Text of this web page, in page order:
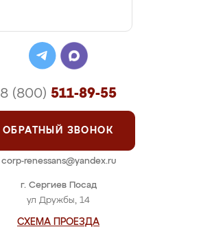
г. Сергиев Посад
ул Дружбы, 14
СХЕМА ПРОЕЗДА
8 (800) 511-89-55
ОБРАТНЫЙ ЗВОНОК
corp-renessans@yandex.ru